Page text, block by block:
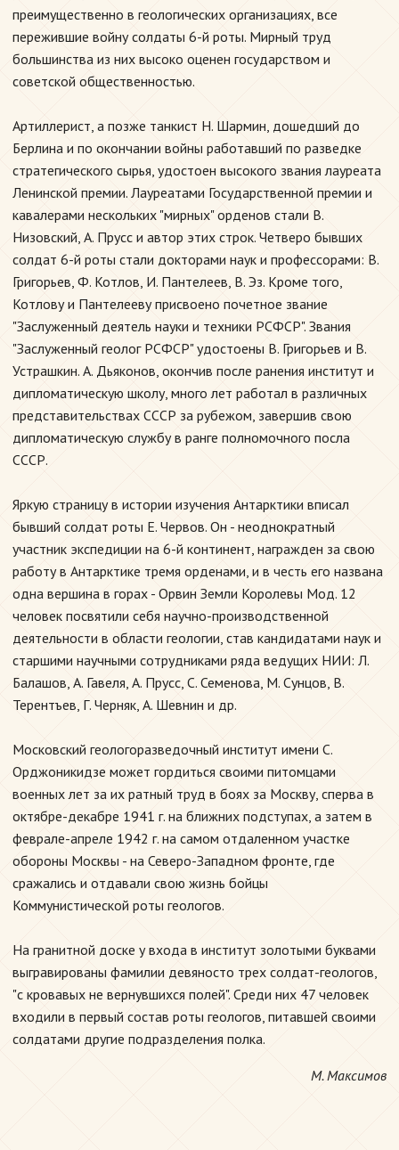
преимущественно в геологических организациях, все
пережившие войну солдаты 6-й роты. Мирный труд
большинства из них высоко оценен государством и
советской общественностью.
Артиллерист, а позже танкист Н. Шармин, дошедший до
Берлина и по окончании войны работавший по разведке
стратегического сырья, удостоен высокого звания лауреата
Ленинской премии. Лауреатами Государственной премии и
кавалерами нескольких "мирных" орденов стали В.
Низовский, А. Прусс и автор этих строк. Четверо бывших
солдат 6-й роты стали докторами наук и профессорами: В.
Григорьев, Ф. Котлов, И. Пантелеев, В. Эз. Кроме того,
Котлову и Пантелееву присвоено почетное звание
"Заслуженный деятель науки и техники РСФСР". Звания
"Заслуженный геолог РСФСР" удостоены В. Григорьев и В.
Устрашкин. А. Дьяконов, окончив после ранения институт и
дипломатическую школу, много лет работал в различных
представительствах СССР за рубежом, завершив свою
дипломатическую службу в ранге полномочного посла
СССР.
Яркую страницу в истории изучения Антарктики вписал
бывший солдат роты Е. Червов. Он - неоднократный
участник экспедиции на 6-й континент, награжден за свою
работу в Антарктике тремя орденами, и в честь его названа
одна вершина в горах - Орвин Земли Королевы Мод. 12
человек посвятили себя научно-производственной
деятельности в области геологии, став кандидатами наук и
старшими научными сотрудниками ряда ведущих НИИ: Л.
Балашов, А. Гавеля, А. Прусс, С. Семенова, М. Сунцов, В.
Терентъев, Г. Черняк, А. Шевнин и др.
Московский геологоразведочный институт имени С.
Орджоникидзе может гордиться своими питомцами
военных лет за их ратный труд в боях за Москву, сперва в
октябре-декабре 1941 г. на ближних подступах, а затем в
феврале-апреле 1942 г. на самом отдаленном участке
обороны Москвы - на Северо-Западном фронте, где
сражались и отдавали свою жизнь бойцы
Коммунистической роты геологов.
На гранитной доске у входа в институт золотыми буквами
выгравированы фамилии девяносто трех солдат-геологов,
"с кровавых не вернувшихся полей". Среди них 47 человек
входили в первый состав роты геологов, питавшей своими
солдатами другие подразделения полка.
М. Максимов